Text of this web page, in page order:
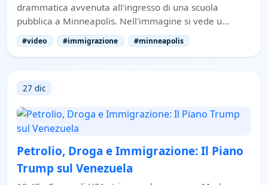
drammatica avvenuta all'ingresso di una scuola
pubblica a Minneapolis. Nell'immagine si vede u…
#video #immigrazione #minneapolis
27 dic
Petrolio, Droga e Immigrazione: Il Piano
Trump sul Venezuela